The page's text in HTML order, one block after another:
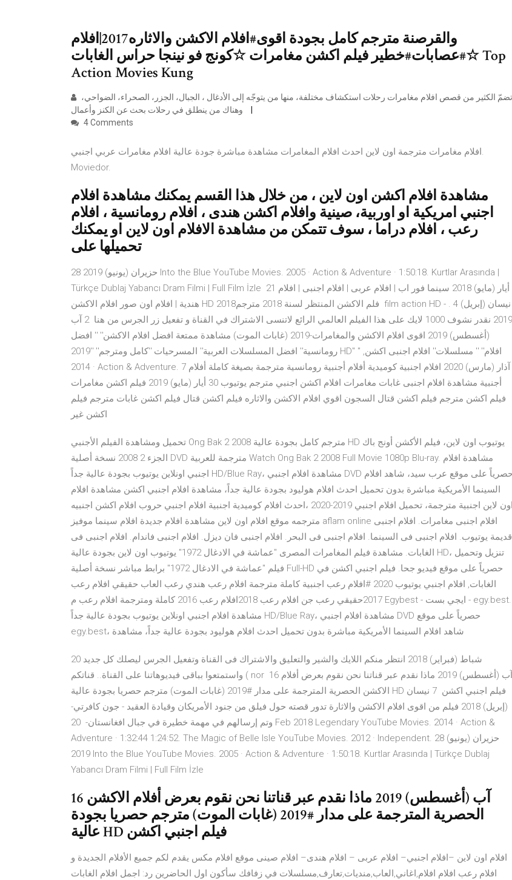
والقرصنة مترجم كامل بجودة اقوى#افلام الاكشن والاثاره2017|افلام
#عصابات#خطير فيلم اكشن مغامرات ☆كونج فو نينجا حراس الغابات☆ Top
Action Movies Kung
4 Comments
افلام مغامرات مترجمة اون لاين احدث افلام المغامرات مشاهدة مباشرة جودة عالية افلام مغامرات عربي اجنبي.
Moviedor.
مشاهدة افلام اكشن اون لاين ، من خلال هذا القسم يمكنك مشاهدة افلام
اجنبي امريكية او اوربية، صينية وافلام اكشن هندى ، افلام رومانسية ، افلام
رعب ، افلام دراما ، سوف تتمكن من مشاهدة الافلام اون لاين او يمكنك
تحميلها على
28 حزيران (يونيو) 2019 Into the Blue YouTube Movies. 2005 · Action & Adventure · 1:50:18. Kurtlar Arasında |
Türkçe Dublaj Yabancı Dram Filmi | Full Film İzle 21 أيار (مايو) 2018 سينما فور اب | افلام عربى | افلام اجنبى | افلام
هندية | افلام اون صور افلام الاكشن HD 2018‏ فلم الاكشن المنتظر لسنة 2018 مترجم film action HD - . 4 نيسان (إبريل)
2019 نقدر نشوف 1000 لايك على هذا الفيلم العالمي الرائع لاتنسى الاشتراك في القناة و تفعيل زر الجرس من هنا 2 آب
(أغسطس) 2019 اقوى افلام الاكشن والمغامرات-2019 (غابات الموت) مشاهدة ممتعة افضل افلام الاكشن'' '' افضل
رومانسية'' افضل المسلسلات العربية'' المسرحيات ''كامل ومترجم'' ''2019 HD'' '' افلام'' '' مسلسلات'' افلام اجنبى اكشن,
2014 · Action & Adventure. 7 آذار (مارس) 2020 افلام اجنبية كوميدية أفلام أجنبية رومانسية مترجمة بصيغة كاملة أفلام
أجنبية مشاهدة افلام اجنبى غابات مغامرات افلام اكشن اجنبي مترجم يوتيوب 30 أيار (مايو) 2019 فيلم اكشن مغامرات
فيلم اكشن مترجم فيلم اكشن قتال السجون اقوي افلام الاكشن والاثاره فيلم اكشن قتال فيلم اكشن غابات مترجم فيلم
تحميل ومشاهدة الفيلم الأجنبي Ong Bak 2 2008 مترجم كامل بجودة عالية HD يوتيوب اون لاين، فيلم الأكشن أونج باك
الجزء 2 2008 نسخة أصلية DVD مترجمة للعربية Watch Ong Bak 2 2008 Full Movie 1080p Blu-ray. مشاهدة افلام
اجنبي اونلاين يوتيوب بجودة عالية جداً HD/Blue Ray، مشاهدة افلام اجنبي DVD حصرياً على موقع عرب سيد، شاهد افلام
السينما الأمريكية مباشرة بدون تحميل احدث افلام هوليود بجودة عالية جداً، مشاهدة افلام اجنبي اكشن مشاهدة افلام
اون لاين اجنبية مترجمة، تحميل افلام اجنبي 2019-2020 ،احدث افلام كوميدية اجنبية افلام اجنبي حروب افلام اكشن اجنبيه
مترجمه موقع افلام اون لاين مشاهدة افلام جديدة افلام سينما موفيز aflam online افلام اجنبى مغامرات. افلام اجنبى
قديمة يوتيوب. افلام اجنبى فى السينما. افلام اجنبى فى البحر. افلام اجنبى فان ديزل. افلام اجنبى فاندام. افلام اجنبى فى
الغابات. مشاهدة فيلم المغامرات المصرى "عماشة في الادغال 1972" يوتيوب اون لاين بجودة عالية HD، تنزيل وتحميل
فيلم "عماشة في الادغال 1972" برابط مباشر نسخة أصلية Full-HD حصرياً على موقع فيديو جحا. فيلم اجنبي اكشن في
الغابات, افلام اجنبي يوتيوب 2020 #افلام رعب اجنبية كاملة مترجمة افلام رعب هندي رعب العاب حقيقي افلام رعب
2017حقيقي رعب جن افلام رعب 2018افلام رعب 2016 كاملة ومترجمة افلام رعب م Egybest - ايجي بست - egy.best.
مشاهدة افلام اجنبي اونلاين يوتيوب بجودة عالية جداً HD/Blue Ray، مشاهدة افلام اجنبي DVD حصرياً على موقع
egy.best، شاهد افلام السينما الأمريكية مباشرة بدون تحميل احدث افلام هوليود بجودة عالية جداً، مشاهدة
20 شباط (فبراير) 2018 انتظر منكم اللايك والشير والتعليق والاشتراك فى القناة وتفعيل الجرس ليصلك كل جديد
واستمتعوا بباقى فيديوهاتنا على القناة.. قناتكم ( nor 16 آب (أغسطس) 2019 ماذا نقدم عبر قناتنا نحن نقوم بعرض أفلام
الاكشن الحصرية المترجمة على مدار #2019 (غابات الموت) مترجم حصريا بجودة عالية HD فيلم اجنبي اكشن 7 نيسان
(إبريل) 2018 فيلم من اقوى افلام الاكشن والاثارة تدور قصته حول فيلق من جنود الأمريكان وقيادة العقيد - جون كافرتي-
وتم إرسالهم في مهمة خطيرة في جبال افغانستان- 20 Feb 2018 Legendary YouTube Movies. 2014 · Action &
Adventure · 1:32:44 1:24:52. The Magic of Belle Isle YouTube Movies. 2012 · Independent. 28 حزيران (يونيو)
2019 Into the Blue YouTube Movies. 2005 · Action & Adventure · 1:50:18. Kurtlar Arasında | Türkçe Dublaj
Yabancı Dram Filmi | Full Film İzle
16 آب (أغسطس) 2019 ماذا نقدم عبر قناتنا نحن نقوم بعرض أفلام الاكشن
الحصرية المترجمة على مدار #2019 (غابات الموت) مترجم حصريا بجودة
افلام اون لاين –افلام اجنبي– افلام عربى – افلام هندى– افلام صينى موقع افلام مكس يقدم لكم جميع الأفلام الجديدة و
افلام رعب افلام افلام,اغاني,العاب,منديات,تعارف,مسلسلات في زفافك سأكون اول الحاضرين رد: اجمل افلام الغابات